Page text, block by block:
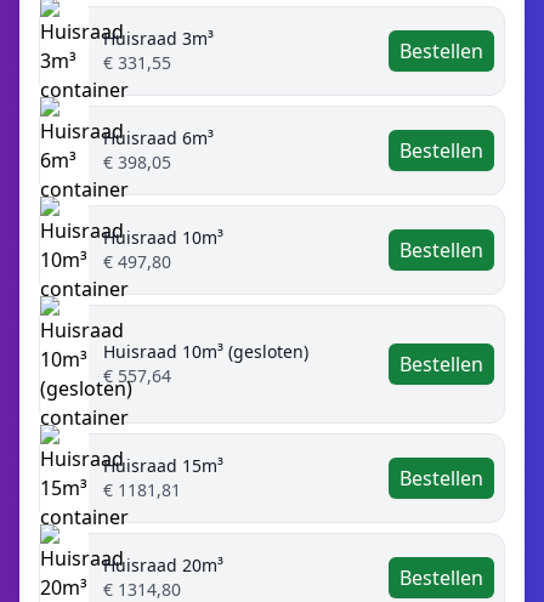
Huisraad 3m³
€ 331,55
Bestellen
Huisraad 6m³
€ 398,05
Bestellen
Huisraad 10m³
€ 497,80
Bestellen
Huisraad 10m³ (gesloten)
€ 557,64
Bestellen
Huisraad 15m³
€ 1181,81
Bestellen
Huisraad 20m³
€ 1314,80
Bestellen